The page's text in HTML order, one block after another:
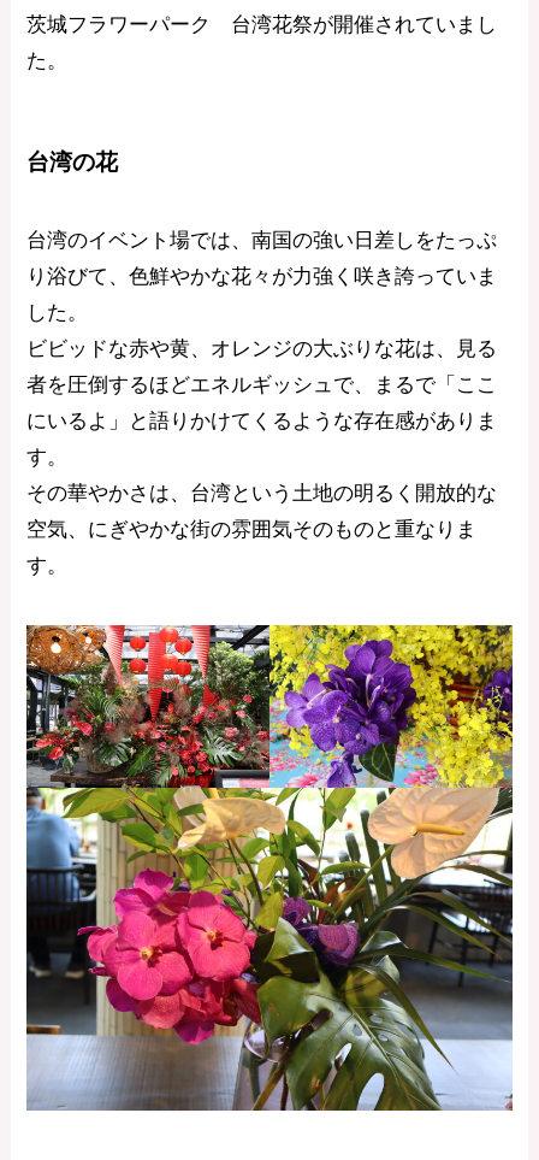
茨城フラワーパーク 台湾花祭が開催されていまし
た。
台湾の花
台湾のイベント場では、南国の強い日差しをたっぷ
り浴びて、色鮮やかな花々が力強く咲き誇っていま
した。
ビビッドな赤や黄、オレンジの大ぶりな花は、見る
者を圧倒するほどエネルギッシュで、まるで「ここ
にいるよ」と語りかけてくるような存在感がありま
す。
その華やかさは、台湾という土地の明るく開放的な
空気、にぎやかな街の雰囲気そのものと重なりま
す。